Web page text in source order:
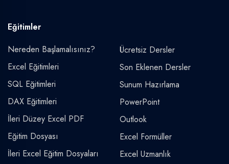
Eğitimler
Nereden Başlamalısınız?
Excel Eğitimleri
SQL Eğitimleri
DAX Eğitimleri
İleri Düzey Excel PDF
Eğitim Dosyası
İleri Excel Eğitim Dosyaları
Ücretsiz Dersler
Son Eklenen Dersler
Sunum Hazırlama
PowerPoint
Outlook
Excel Formüller
Excel Uzmanlık